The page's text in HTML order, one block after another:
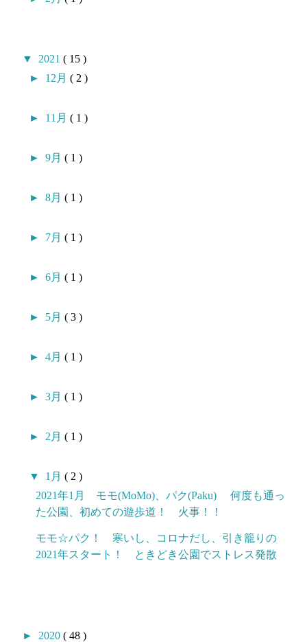
▼ 2021( 15 )
► 12月( 2 )
► 11月( 1 )
►9月( 1 )
►8月( 1 )
► 7月( 1 )
►6月( 1 )
► 5月( 3 )
►4月( 1 )
►3月( 1 )
► 2月( 1 )
▼ 1月( 2 )
2021年1月 モモ(MoMo)、パク(Paku) 何度も通っ
た公園、初めての遊歩道！ 火事！！
モモ☆パク！ 寒いし、コロナだし、引き籠りの
2021年スタート！ ときどき公園でストレス発散
► 2020( 48 )